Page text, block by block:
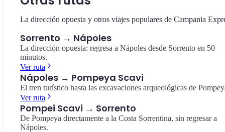
La dirección opuesta y otros viajes populares de Campania
Sorrento → Nápoles
La dirección opuesta: regresa a Nápoles desde Sorrento en 50
minutos.
Ver ruta
Nápoles → Pompeya Scavi
El tren turístico hasta las excavaciones arqueológicas de
Ver ruta
Pompei Scavi → Sorrento
De Pompeya directamente a la Costa Sorrentina, sin regresar a
Nápoles.